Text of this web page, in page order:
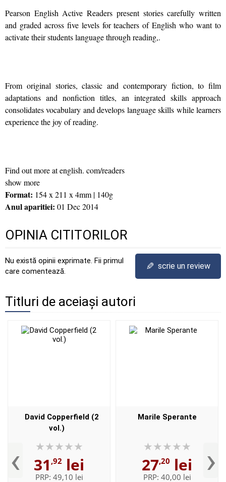
Pearson English Active Readers present stories carefully written
and graded across five levels for teachers of English who want to
activate their students language through reading,.
From original stories, classic and contemporary fiction, to film
adaptations and nonfiction titles, an integrated skills approach
consolidates vocabulary and develops language skills while learners
experience the joy of reading.
Find out more at english. com/readers
show more
Format: 154 x 211 x 4mm | 140g
Anul aparitiei: 01 Dec 2014
OPINIA CITITORILOR
Nu există opinii exprimate. Fii primul
care comentează.
✎ scrie un review
Titluri de aceiași autori
‹
David Copperfield (2
vol.)
31 ,92 lei
PRP: 49,10 lei
Marile Sperante
27,20 lei
PRP: 40,00 lei ›